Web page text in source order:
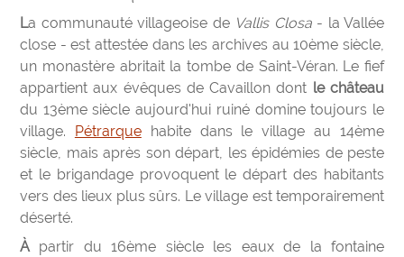
La communauté villageoise de Vallis Closa- la Vallée
close - est attestée dans les archives au 10ème siècle,
un monastère abritait la tombe de Saint-Véran. Le fief
appartient aux évêques de Cavaillon dont le château
du 13ème siècle aujourd'hui ruiné domine toujours le
village.
Pétrarquehabite dans le village au 14ème
siècle, mais après son départ, les épidémies de peste
et le brigandage provoquent le départ des habitants
vers des lieux plus sûrs. Le village est temporairement
déserté.
À partir du 16ème siècle les eaux de la fontaine